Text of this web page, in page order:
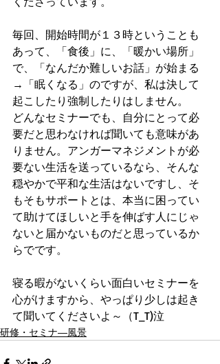
毎回、開始時間が１３時ということも
あって、「食後」に、「暖かい場所」
で、「なんだか難しいお話」が始まる
→「眠くなる」のですが、私は決して
起こしたり強制したりはしません。
どんなセミナーでも、自分にとって必
要だと思わなければ聞いても意味があ
りません。アンガーマネジメントが必
要ない生活を送っているなら、そんな
穏やかで平和な生活はないですし、そ
もそもサポートとは、本当に困ってい
て助けてほしいと手を伸ばす人にじゃ
ないと届かないものだと思っているか
らでです。
寝る暇がないくらい面白いセミナーを
心がけますから、やっぱり少しは起き
て聞いてくださいよ～（T_T)泣
研修・セミナ―風景